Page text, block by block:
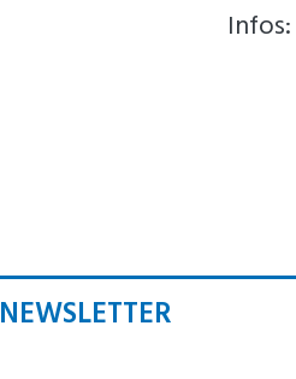
Infos:
NEWSLETTER